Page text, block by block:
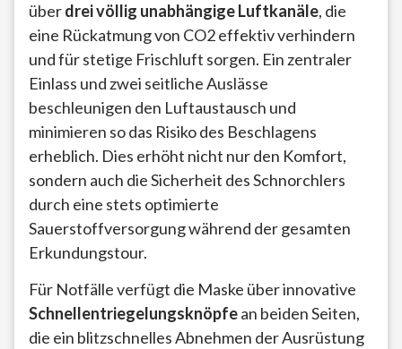
überdrei völlig unabhängige Luftkanäle, die
eine Rückatmung von CO2 effektiv verhindern
und für stetige Frischluft sorgen. Ein zentraler
Einlass und zwei seitliche Auslässe
beschleunigen den Luftaustausch und
minimieren so das Risiko des Beschlagens
erheblich. Dies erhöht nicht nur den Komfort,
sondern auch die Sicherheit des Schnorchlers
durch eine stets optimierte
Sauerstoffversorgung während der gesamten
Erkundungstour.
Für Notfälle verfügt die Maske über innovative
Schnellentriegelungsknöpfean beiden Seiten,
die ein blitzschnelles Abnehmen der Ausrüstung